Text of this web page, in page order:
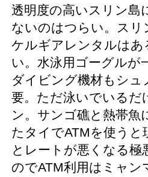
透明度の高いスリン島
ないのはつらい。スリ
ケルギアレンタルはあ
い。水泳用ゴーグルが
ダイビング機材もシュ
要。ただ泳いでいるだ
ン。サンゴ礁と熱帯魚
たタイでATMを使うと
とレートが悪くなる極
のでATM利用はミャン